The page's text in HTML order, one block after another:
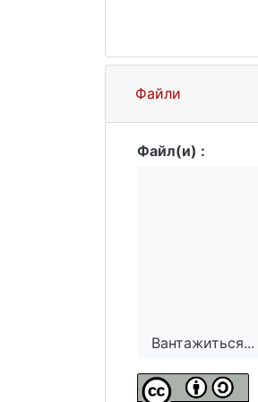
Файли
Файл(и) :
Вантажиться...
Вантажиться...